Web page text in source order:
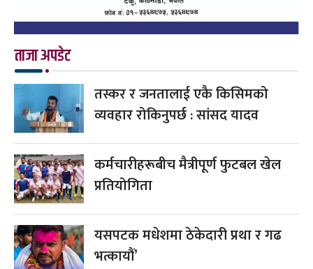
ताजा अपडेट
तस्कर र जनतालाई एकै किसिमको
व्यवहार रोकिनुपर्छ : सांसद यादव
कर्मचारीहरूबीच मैत्रीपूर्ण फुटबल खेल
प्रतियोगिता
यसपटक मधेशमा ठेकेदारी प्रथा र गढ
भत्कायौं’